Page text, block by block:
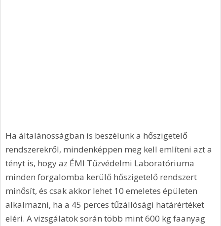
Ha általánosságban is beszélünk a hőszigetelő
rendszerekről, mindenképpen meg kell említeni azt a
tényt is, hogy az ÉMI Tűzvédelmi Laboratóriuma
minden forgalomba kerülő hőszigetelő rendszert
minősít, és csak akkor lehet 10 emeletes épületen
alkalmazni, ha a 45 perces tűzállósági határértéket
eléri. A vizsgálatok során több mint 600 kg faanyag